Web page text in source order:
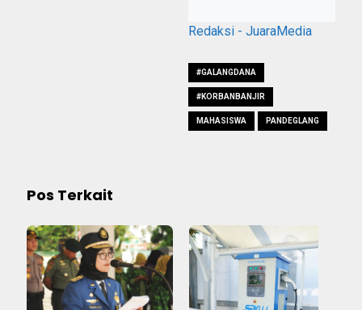
Redaksi - JuaraMedia
#GALANGDANA
#KORBANBANJIR
MAHASISWA PANDEGLANG
Pos Terkait